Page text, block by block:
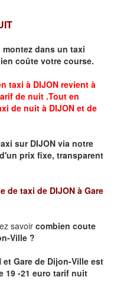
dans un taxi
coûte votre course.
taxi à DIJON revient à
de nuit .Tout en
de nuit à DIJON et de
sur DIJON via notre
d'un prix fixe, transparent
de taxi de DIJON à Gare
savoir combien coute
Ville ?
et Gare de Dijon-Ville est
19 -21 euro tarif nuit